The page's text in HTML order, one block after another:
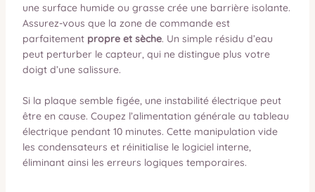
une surface humide ou grasse crée une barrière isolante.
Assurez-vous que la zone de commande est
parfaitement propre et sèche. Un simple résidu d’eau
peut perturber le capteur, qui ne distingue plus votre
doigt d’une salissure.
Si la plaque semble figée, une instabilité électrique peut
être en cause. Coupez l’alimentation générale au tableau
électrique pendant 10 minutes. Cette manipulation vide
les condensateurs et réinitialise le logiciel interne,
éliminant ainsi les erreurs logiques temporaires.